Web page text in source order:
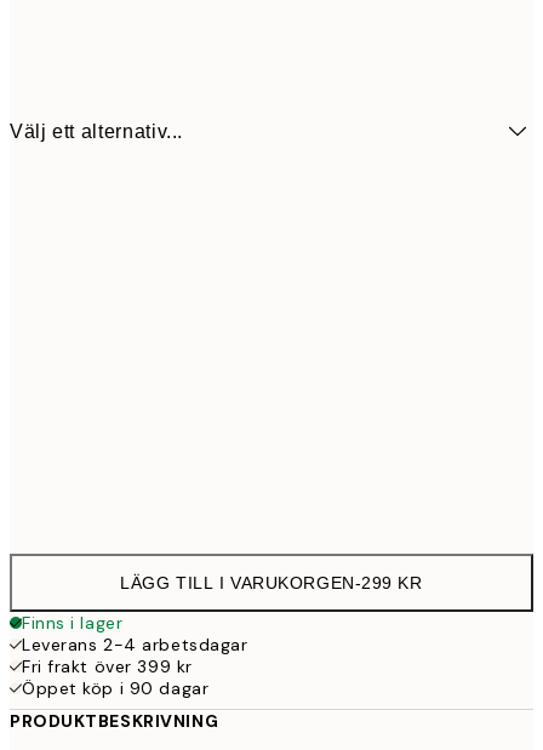
Välj ett alternativ...
LÄGG TILL I VARUKORGEN-299 KR
Finns i lager
Leverans 2-4 arbetsdagar
Fri frakt över 399 kr
Öppet köp i 90 dagar
PRODUKTBESKRIVNING